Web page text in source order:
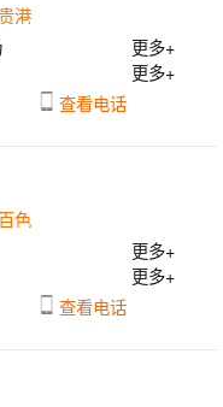
港
更多+
更多+
查看电话
色
更多+
更多+
查看电话